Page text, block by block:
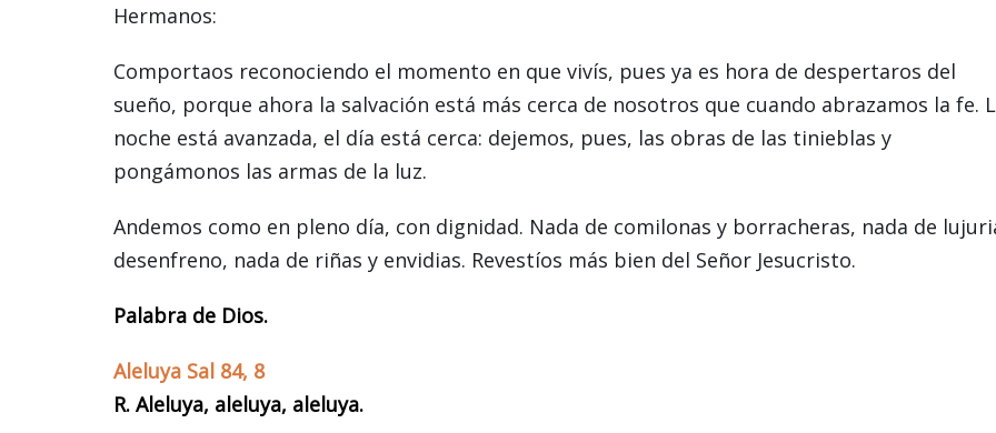
Hermanos:
Comportaos reconociendo el momento en que vivís, pues ya es hora de despertaros del
sueño, porque ahora la salvación está más cerca de nosotros que cuando abrazamos la fe.
noche está avanzada, el día está cerca: dejemos, pues, las obras de las tinieblas y
pongámonos las armas de la luz.
Andemos como en pleno día, con dignidad. Nada de comilonas y borracheras, nada de
desenfreno, nada de riñas y envidias. Revestíos más bien del Señor Jesucristo.
Palabra de Dios.
Aleluya Sal 84, 8
R. Aleluya, aleluya, aleluya.